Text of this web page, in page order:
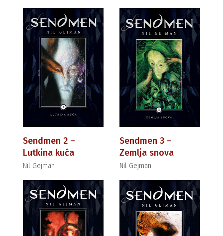
Sendmen 2 –
Lutkina kuća
Nil Gejman
Sendmen 3 –
Zemlja snova
Nil Gejman